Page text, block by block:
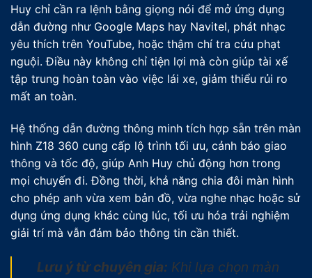
Huy chỉ cần ra lệnh bằng giọng nói để mở ứng dụng
dẫn đường như Google Maps hay Navitel, phát nhạc
yêu thích trên YouTube, hoặc thậm chí tra cứu phạt
nguội. Điều này không chỉ tiện lợi mà còn giúp tài xế
tập trung hoàn toàn vào việc lái xe, giảm thiểu rủi ro
mất an toàn.
Hệ thống dẫn đường thông minh tích hợp sẵn trên màn
hình Z18 360 cung cấp lộ trình tối ưu, cảnh báo giao
thông và tốc độ, giúp Anh Huy chủ động hơn trong
mọi chuyến đi. Đồng thời, khả năng chia đôi màn hình
cho phép anh vừa xem bản đồ, vừa nghe nhạc hoặc sử
dụng ứng dụng khác cùng lúc, tối ưu hóa trải nghiệm
giải trí mà vẫn đảm bảo thông tin cần thiết.
Lưu ý từ chuyên gia: Khi lựa chọn màn